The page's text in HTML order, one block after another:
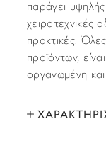
παράγει
χειροτεχνικές
πρακτικές.
προϊόντων,
οργανωμένη